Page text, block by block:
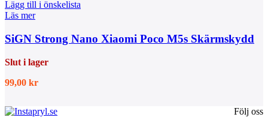
Lägg till i önskelista
Läs mer
SiGN Strong Nano Xiaomi Poco M5s Skärmskydd
Slut i lager
99,00 kr
Följ oss